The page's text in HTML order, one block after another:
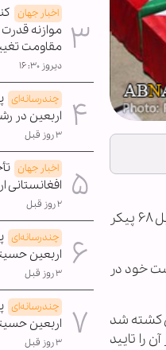
به گزارش خبرگزاری اهل‌بیت(ع) ـ ابنا ـ روزنامه اسرائیلی هاآرتص گزارش داد که نیروهای اسرائیلی از آوریل ۲۰۱۶، از تحویل ۶۸ پیکر
خود در
کشته شد
را تایید
اخبار جهان
موازنه
مقاومت
دیروز ۱۶:۳۰
چندرسانه‌ای
اربعین در
۳ روز قبل
اخبار جهان
افغانستانی
۲ روز قبل
چندرسانه‌ای
اربعین
۳ روز قبل
چندرسانه‌ای
اربعین
۳ روز قبل